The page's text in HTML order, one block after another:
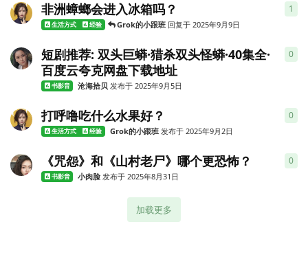
非洲蟑螂会进入冰箱吗？
生活方式 经验 Grok的小跟班回复于 2025年9月9日
1
短剧推荐: 双头巨蟒·猎杀双头怪蟒·40集全·
百度云夸克网盘下载地址
书影音 沧海拾贝 发布于2025年9月5日
0
打呼噜吃什么水果好？
生活方式 经验 Grok的小跟班发布于 2025年9月2日
0
《咒怨》和《山村老尸》哪个更恐怖？
书影音 小肉脸 发布于2025年8月31日
0
加载更多